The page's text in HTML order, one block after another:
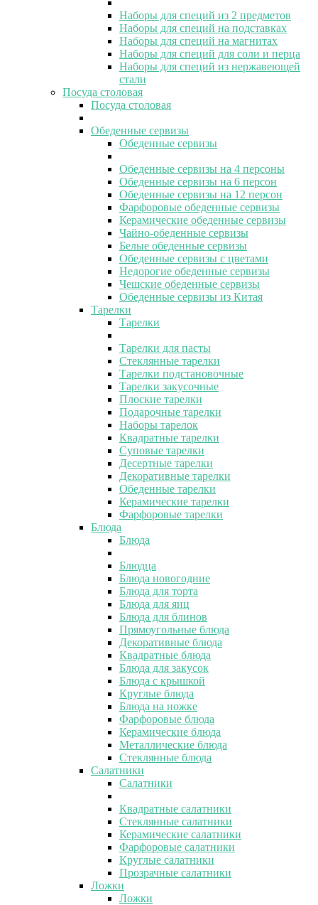
Наборы для специй из 2 предметов
Наборы для специй на подставках
Наборы для специй на магнитах
Наборы для специй для соли и перца
Наборы для специй из нержавеющей
стали
Посуда столовая
Посуда столовая
Обеденные сервизы
Обеденные сервизы
Обеденные сервизы на 4 персоны
Обеденные сервизы на 6 персон
Обеденные сервизы на 12 персон
Фарфоровые обеденные сервизы
Керамические обеденные сервизы
Чайно-обеденные сервизы
Белые обеденные сервизы
Обеденные сервизы с цветами
Недорогие обеденные сервизы
Чешские обеденные сервизы
Обеденные сервизы из Китая
Тарелки
Тарелки
Тарелки для пасты
Стеклянные тарелки
Тарелки подстановочные
Тарелки закусочные
Плоские тарелки
Подарочные тарелки
Наборы тарелок
Квадратные тарелки
Суповые тарелки
Десертные тарелки
Декоративные тарелки
Обеденные тарелки
Керамические тарелки
Фарфоровые тарелки
Блюда
Блюда
Блюдца
Блюда новогодние
Блюда для торта
Блюда для яиц
Блюда для блинов
Прямоугольные блюда
Декоративные блюда
Квадратные блюда
Блюда для закусок
Блюда с крышкой
Круглые блюда
Блюда на ножке
Фарфоровые блюда
Керамические блюда
Металлические блюда
Стеклянные блюда
Салатники
Салатники
Квадратные салатники
Стеклянные салатники
Керамические салатники
Фарфоровые салатники
Круглые салатники
Прозрачные салатники
Ложки
Ложки